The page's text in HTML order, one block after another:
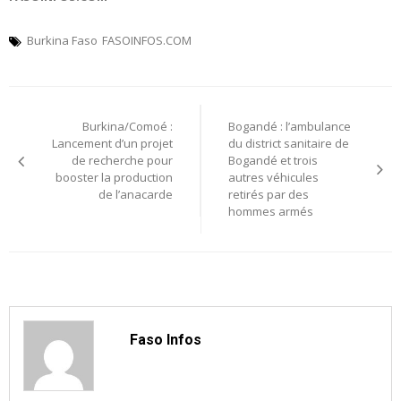
Burkina Faso FASOINFOS.COM
l’article
Burkina/Comoé :
Lancement d’un projet
de recherche pour
booster la production
de l’anacarde
Bogandé : l’ambulance
du district sanitaire de
Bogandé et trois
autres véhicules
retirés par des
hommes armés
Faso Infos